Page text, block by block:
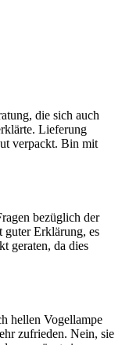
die sich auch
Lieferung
verpackt. Bin mit
bezüglich der
guter Erklärung, es
geraten, da dies
hellen Vogellampe
zufrieden. Nein, sie